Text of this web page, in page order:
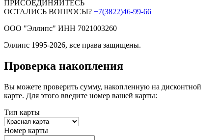
ПРИСОЕДИНЯЙТЕСЬ
ОСТАЛИСЬ ВОПРОСЫ? +7(3822)46-99-66
ООО "Эллипс" ИНН 7021003260
Эллипс 1995-2026, все права защищены.
Проверка накопления
Вы можете проверить сумму, накопленную на дисконтной
карте. Для этого введите номер вашей карты:
Тип карты
Номер карты